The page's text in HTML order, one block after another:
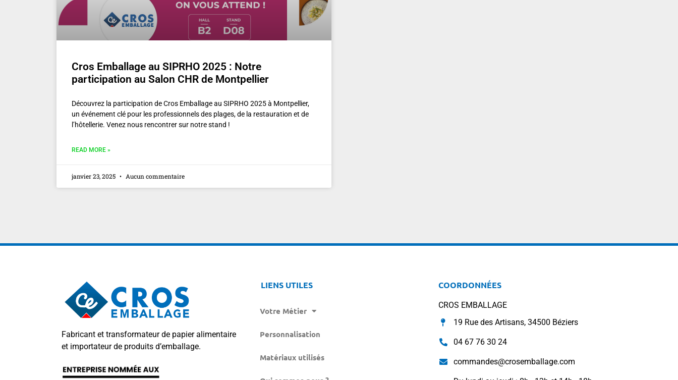
Cros Emballage au SIPRHO 2025 : Notre
participation au Salon CHR de Montpellier
Découvrez la participation de Cros Emballage au SIPRHO 2025 à Montpellier,
un événement clé pour les professionnels des plages, de la restauration et de
l’hôtellerie. Venez nous rencontrer sur notre stand !
READ MORE »
janvier 23, 2025 Aucun commentaire
Fabricant et transformateur de papier alimentaire
et importateur de produits d’emballage.
LIENS UTILES
Votre Métier
Personnalisation
Matériaux utilisés
COORDONNÉES
CROS EMBALLAGE
19 Rue des Artisans, 34500 Béziers
04 67 76 30 24
commandes@crosemballage.com